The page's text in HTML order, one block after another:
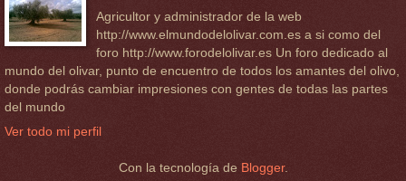
Agricultor y administrador de la web
http://www.elmundodelolivar.com.es a si como del
foro http://www.forodelolivar.es Un foro dedicado al
mundo del olivar, punto de encuentro de todos los amantes del olivo,
donde podrás cambiar impresiones con gentes de todas las partes
del mundo
Ver todo mi perfil
Con la tecnología de Blogger.